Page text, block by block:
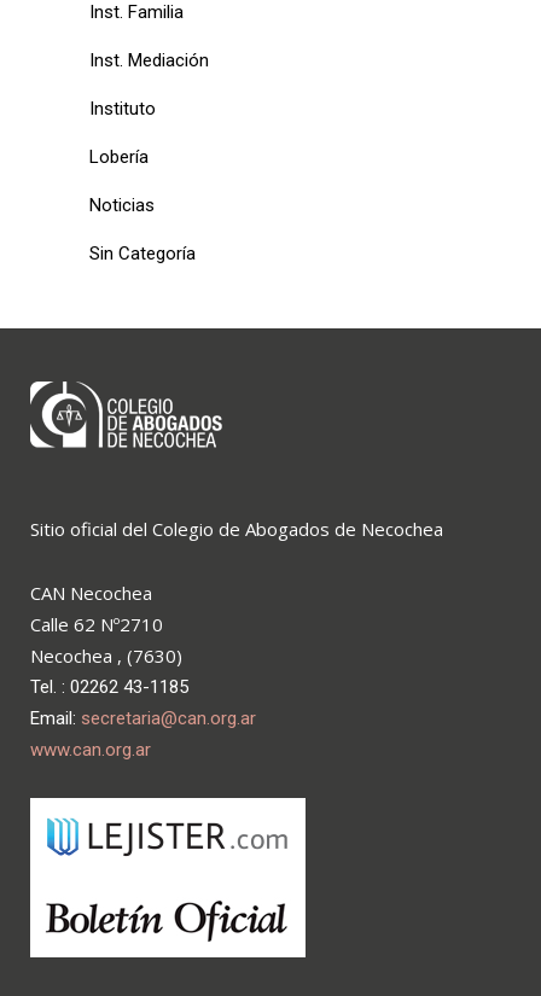
Inst. Familia
Inst. Mediación
Instituto
Lobería
Noticias
Sin Categoría
Sitio oficial del Colegio de Abogados de Necochea
CAN Necochea
Calle 62 Nº2710
Necochea , (7630)
Tel. : 02262 43-1185
Email: secretaria@can.org.ar
www.can.org.ar